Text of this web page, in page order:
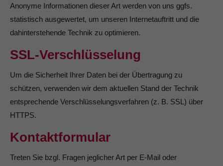
Anonyme Informationen dieser Art werden von uns ggfs.
statistisch ausgewertet, um unseren Internetauftritt und die
dahinterstehende Technik zu optimieren.
SSL-Verschlüsselung
Um die Sicherheit Ihrer Daten bei der Übertragung zu
schützen, verwenden wir dem aktuellen Stand der Technik
entsprechende Verschlüsselungsverfahren (z. B. SSL) über
HTTPS.
Kontaktformular
Treten Sie bzgl. Fragen jeglicher Art per E-Mail oder